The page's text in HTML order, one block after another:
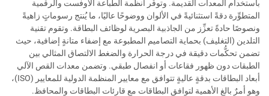
باستخدام المعدات القديمة. وتوفِّر أنظمة الطباعة الأوفست والرقمية
المتطوِّرة دقةً استثنائيةً في الألوان ووضوحًا عاليًا، ما يُنتج رسوماتٍ زاهيةً
ونصوصًا حادةً تعزِّز من الجاذبية البصرية لوظائف البطاقة. وتقوم تقنية
التلدين (التغليف) بحماية التصاميم المطبوعة مع إضفاء متانةٍ إضافية، حيث
تضمن تحكُّمات دقيقة في درجة الحرارة والضغط الالتصاق المثالي بين
الطبقات دون ظهور فقاعات أو انفصال طبقي. وتضمن معدات القص الآلي
أبعاد البطاقات بدقةٍ عاليةٍ تتوافق مع معايير المنظمة الدولية للمعايير (ISO)،
وهو أمرٌ بالغ الأهمية لتوافق البطاقات مع قارئات البطاقات والمحافظ.